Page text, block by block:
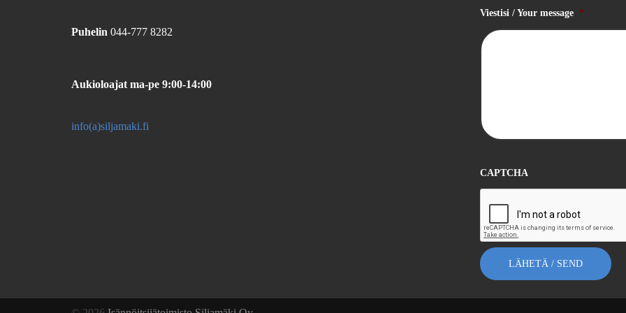
Puhelin 044-777 8282
Aukioloajat ma-pe 9:00-14:00
info(a)siljamaki.fi
Viestisi / Your message *
CAPTCHA